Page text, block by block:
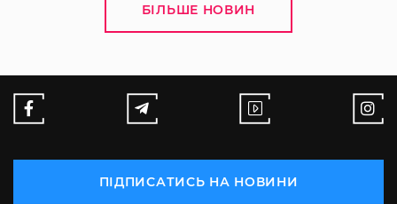
БІЛЬШЕ НОВИН
ПІДПИСАТИСЬ НА НОВИНИ